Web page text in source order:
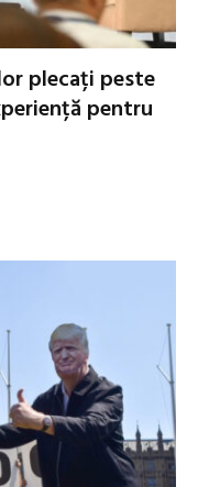
plecați peste
pentru